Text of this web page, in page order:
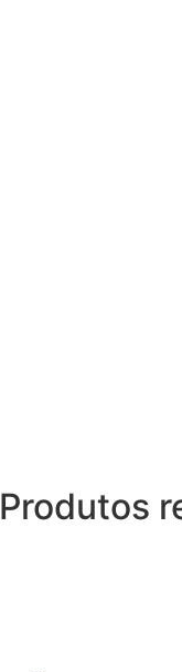
Produtos